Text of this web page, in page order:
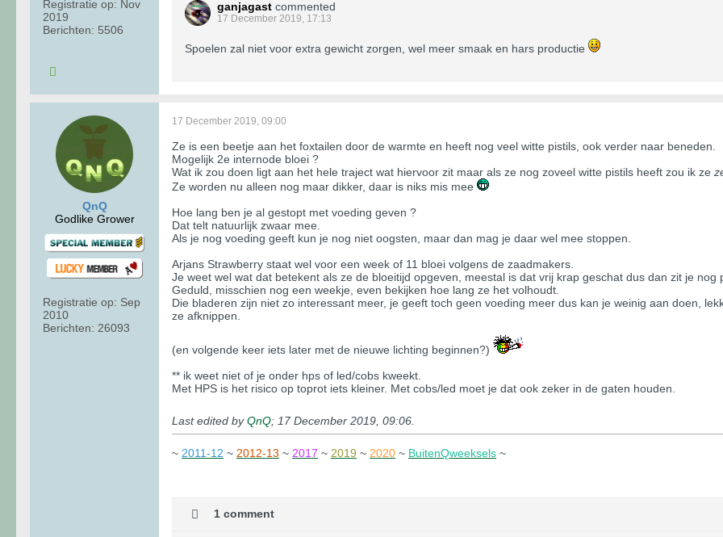
Registratie op: Nov
2019
Berichten: 5506
ganjagast commented
17 December 2019, 17:13
Spoelen zal niet voor extra gewicht zorgen, wel meer smaak en hars productie
QnQ
Godlike Grower
Registratie op: Sep
2010
Berichten: 26093
17 December 2019, 09:00
Ze is een beetje aan het foxtailen door de warmte en heeft nog veel witte pistils, ook verder naar beneden.
Mogelijk 2e internode bloei ?
Wat ik zou doen ligt aan het hele traject wat hiervoor zit maar als ze nog zoveel witte pistils heeft zou ik ze
Ze worden nu alleen nog maar dikker, daar is niks mis mee
Hoe lang ben je al gestopt met voeding geven ?
Dat telt natuurlijk zwaar mee.
Als je nog voeding geeft kun je nog niet oogsten, maar dan mag je daar wel mee stoppen.
Arjans Strawberry staat wel voor een week of 11 bloei volgens de zaadmakers.
Je weet wel wat dat betekent als ze de bloeitijd opgeven, meestal is dat vrij krap geschat dus dan zit je nog
Geduld, misschien nog een weekje, even bekijken hoe lang ze het volhoudt.
Die bladeren zijn niet zo interessant meer, je geeft toch geen voeding meer dus kan je weinig aan doen,
ze afknippen.
(en volgende keer iets later met de nieuwe lichting beginnen?)
** ik weet niet of je onder hps of led/cobs kweekt.
Met HPS is het risico op toprot iets kleiner. Met cobs/led moet je dat ook zeker in de gaten houden.
Last edited byQnQ; 17 December 2019, 09:06.
~ 2011-12 ~ 2012-13 ~ 2017 ~ 2019 ~ 2020 ~ BuitenQweeksels ~
1 comment